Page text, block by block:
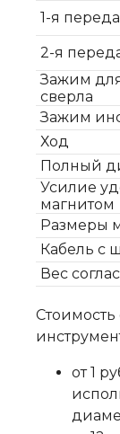
1-я
2-я
Зажим
сверла
Зажим
Ход
Полный
Усилие
магнитом
Размеры
Кабель с
Вес
от 1